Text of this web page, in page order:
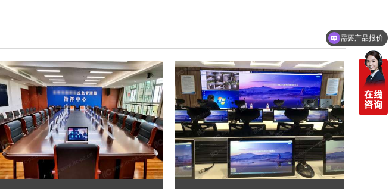
需要产品报价